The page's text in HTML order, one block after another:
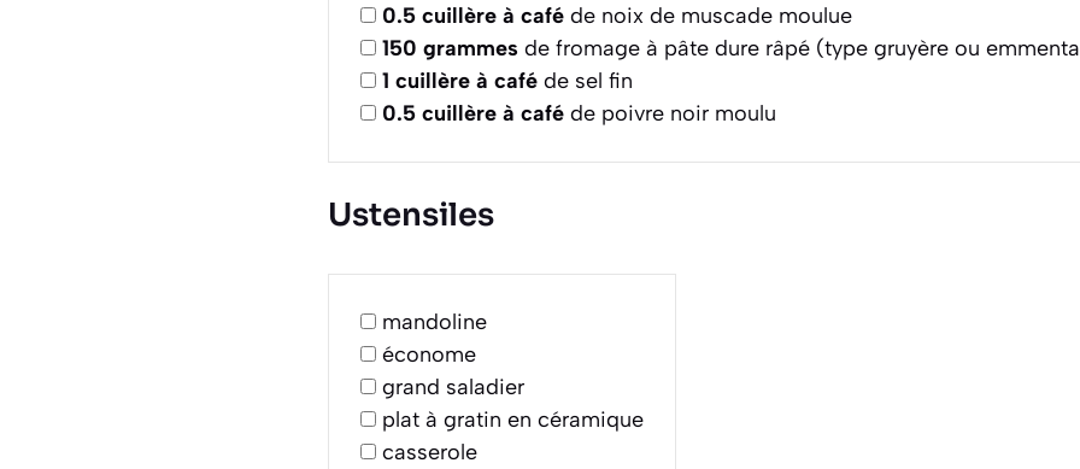
0.5 cuillère à café de noix de muscade moulue
150 grammes de fromage à pâte dure râpé (type gruyère ou
1 cuillère à café de sel fin
0.5 cuillère à café de poivre noir moulu
Ustensiles
mandoline
économe
grand saladier
plat à gratin en céramique
casserole